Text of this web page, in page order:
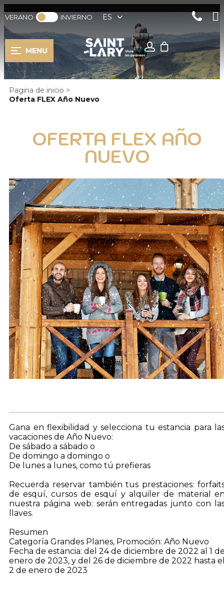
VERANO INVIERNO ES
MENU
Pagina de inicio >
Oferta FLEX Año Nuevo
OFERTA FLEX AÑO
NUEVO
Gana en flexibilidad y selecciona tu estancia para
vacaciones de Año Nuevo:
De sábado a sábado o
De domingo a domingo o
De lunes a lunes, como tú prefieras
Recuerda reservar también tus prestaciones:
de esquí, cursos de esquí y alquiler de material
nuestra página web: serán entregadas junto con
llaves.
Resumen
Categoría Grandes Planes, Promoción: Año Nuevo
Fecha de estancia: del 24 de diciembre de 2022 al 1
enero de 2023, y del 26 de diciembre de 2022 hasta
2 de enero de 2023